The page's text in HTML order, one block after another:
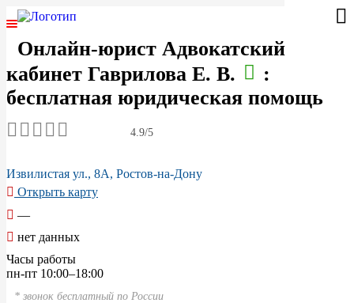
Онлайн-юрист Адвокатский
кабинет Гаврилова Е. В.
:
бесплатная юридическая помощь
4.9/5
Извилистая ул., 8А, Ростов-на-Дону
Открыть карту
—
нет данных
Часы работы
пн-пт 10:00–18:00
* звонок бесплатный по России
ГЛАВНАЯ
СПЕЦИАЛИЗАЦИИ
АВТОРСКОЕ ПРАВО
УГОЛОВНОЕ ПРАВО